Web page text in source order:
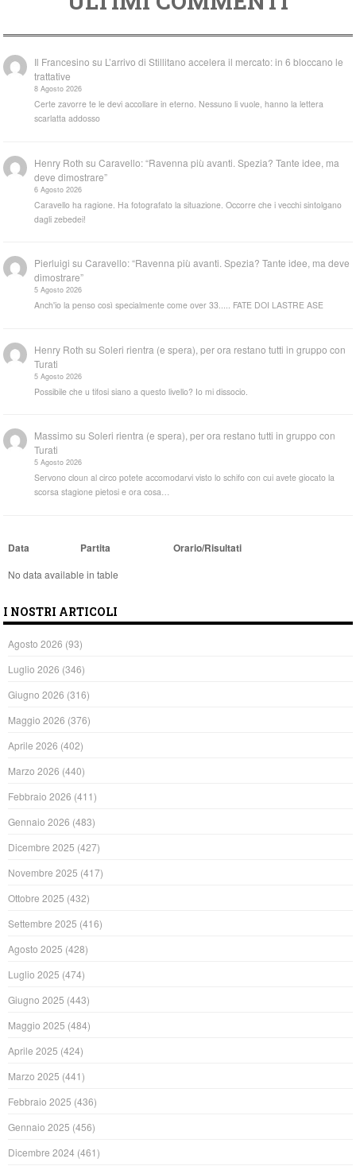
Il Francesino su L’arrivo di Stillitano accelera il mercato: in 6 bloccano le
trattative
8 Agosto 2026
Certe zavorre te le devi accollare in eterno. Nessuno li vuole, hanno la lettera
scarlatta addosso
Henry Roth suCaravello: “Ravenna più avanti. Spezia? Tante idee, ma
deve dimostrare”
6 Agosto 2026
Caravello ha ragione. Ha fotografato la situazione. Occorre che i vecchi sintolgano
dagli zebedei!
Pierluigi suCaravello: “Ravenna più avanti. Spezia? Tante idee, ma deve
dimostrare”
5 Agosto 2026
Anch'io la penso così specialmente come over 33..... FATE DOI LASTRE ASE
Henry Roth suSoleri rientra (e spera), per ora restano tutti in gruppo con
Turati
5 Agosto 2026
Possibile che u tifosi siano a questo livello? Io mi dissocio.
Massimo suSoleri rientra (e spera), per ora restano tutti in gruppo con
Turati
5 Agosto 2026
Servono cloun al circo potete accomodarvi visto lo schifo con cui avete giocato la
scorsa stagione pietosi e ora cosa…
Data Partita Orario/Risultati
No data available in table
I NOSTRI ARTICOLI
Agosto 2026 (93)
Luglio 2026 (346)
Giugno 2026 (316)
Maggio 2026 (376)
Aprile 2026 (402)
Marzo 2026 (440)
Febbraio 2026 (411)
Gennaio 2026 (483)
Dicembre 2025 (427)
Novembre 2025 (417)
Ottobre 2025 (432)
Settembre 2025 (416)
Agosto 2025 (428)
Luglio 2025 (474)
Giugno 2025 (443)
Maggio 2025 (484)
Aprile 2025 (424)
Marzo 2025 (441)
Febbraio 2025 (436)
Gennaio 2025 (456)
Dicembre 2024 (461)